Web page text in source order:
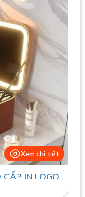
Xem chi tiết
IN LOGO